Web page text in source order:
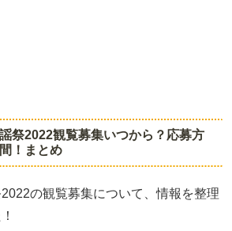
祭2022観覧募集いつから？応募方
！まとめ
の観覧募集について、情報を整理